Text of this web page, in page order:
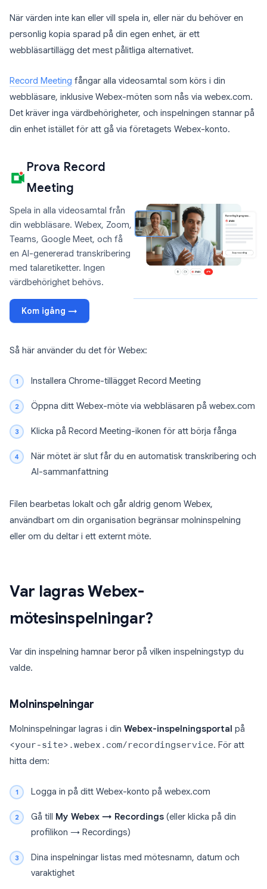
När värden inte kan eller vill spela in, eller när du behöver en
personlig kopia sparad på din egen enhet, är ett
webbläsartillägg det mest pålitliga alternativet.
Record Meeting fångar alla videosamtal som körs i din
webbläsare, inklusive Webex-möten som nås via webex.com.
Det kräver inga värdbehörigheter, och inspelningen stannar på
din enhet istället för att gå via företagets Webex-konto.
Prova Record
Meeting
Spela in alla videosamtal från
din webbläsare. Webex, Zoom,
Teams, Google Meet, och få
en AI-genererad transkribering
med talaretiketter. Ingen
värdbehörighet behövs.
Kom igång →
Så här använder du det för Webex:
Installera Chrome-tillägget Record Meeting
Öppna ditt Webex-möte via webbläsaren på webex.com
Klicka på Record Meeting-ikonen för att börja fånga
När mötet är slut får du en automatisk transkribering och
AI-sammanfattning
Filen bearbetas lokalt och går aldrig genom Webex,
användbart om din organisation begränsar molninspelning
eller om du deltar i ett externt möte.
Var lagras Webex-
mötesinspelningar?
Var din inspelning hamnar beror på vilken inspelningstyp du
valde.
Molninspelningar
Molninspelningar lagras i din Webex-inspelningsportal på
<your-site>.webex.com/recordingservice. För att
hitta dem:
Logga in på ditt Webex-konto på webex.com
Gå till My Webex → Recordings (eller klicka på din
profilikon → Recordings)
Dina inspelningar listas med mötesnamn, datum och
varaktighet